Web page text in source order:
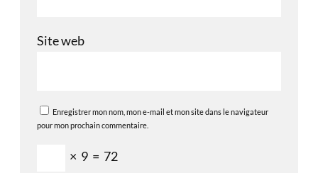
Site web
Enregistrer mon nom, mon e-mail et mon site dans le navigateur
pour mon prochain commentaire.
× 9 = 72